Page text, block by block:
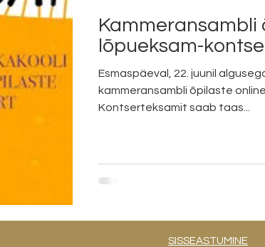
Kammeransambli
lõpueksam-
Esmaspäeval, 22. juunil
kammeransambli õpilaste online lõpueksam-kontsert.
Kontserteksamit saab taas...
SISSEASTUMINE